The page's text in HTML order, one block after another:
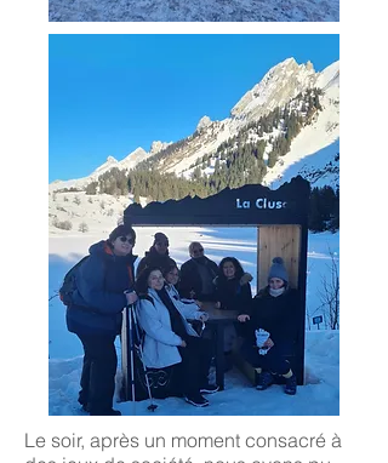
Le soir, après un moment consacré à